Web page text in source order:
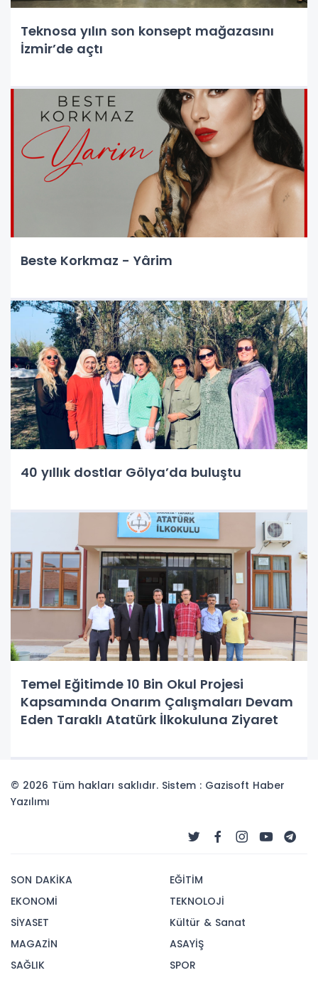
Teknosa yılın son konsept mağazasını
İzmir’de açtı
Beste Korkmaz - Yârim
40 yıllık dostlar Gölya’da buluştu
Temel Eğitimde 10 Bin Okul Projesi
Kapsamında Onarım Çalışmaları Devam
Eden Taraklı Atatürk İlkokuluna Ziyaret
© 2026 Tüm hakları saklıdır. Sistem : Gazisoft Haber
Yazılımı
SON DAKİKA
EKONOMİ
SİYASET
MAGAZİN
SAĞLIK
EĞİTİM
TEKNOLOJİ
Kültür & Sanat
ASAYİŞ
SPOR